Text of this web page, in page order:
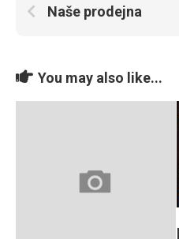
Naše prodejna
You may also like...